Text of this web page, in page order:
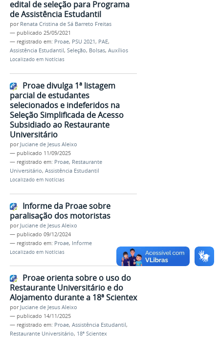
edital de seleção para Programa
de Assistência Estudantil
por Renata Cristina de Sá Barreto Freitas
— publicado 25/05/2021
— registrado em: Proae, PSU 2021, PAE,
Assistência Estudantil, Seleção, Bolsas, Auxílios
Localizado em Notícias
Proae divulga 1ª listagem
parcial de estudantes
selecionados e indeferidos na
Seleção Simplificada de Acesso
Subsidiado ao Restaurante
Universitário
por Juciane de Jesus Aleixo
— publicado 11/09/2025
— registrado em: Proae, Restaurante
Universitário, Assistência Estudantil
Localizado em Notícias
Informe da Proae sobre
paralisação dos motoristas
por Juciane de Jesus Aleixo
— publicado 09/12/2024
— registrado em: Proae, Informe
Localizado em Notícias
Proae orienta sobre o uso do
Restaurante Universitário e do
Alojamento durante a 18ª Scientex
por Juciane de Jesus Aleixo
— publicado 14/11/2025
— registrado em: Proae, Assistência Estudantil,
Restaurante Universitário, 18ª Scientex